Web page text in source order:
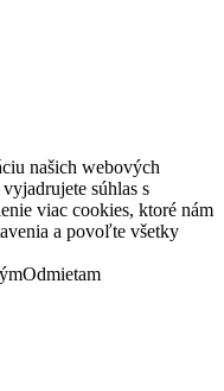
našich webových
súhlas s
viac cookies, ktoré nám
a povoľte všetky
Odmietam